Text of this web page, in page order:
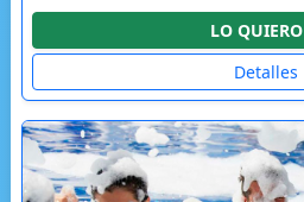
LO QUIERO
Detalles